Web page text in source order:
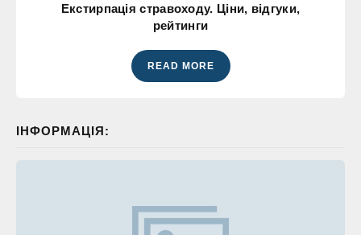
Екстирпація стравоходу. Ціни, відгуки,
рейтинги
READ MORE
ІНФОРМАЦІЯ: